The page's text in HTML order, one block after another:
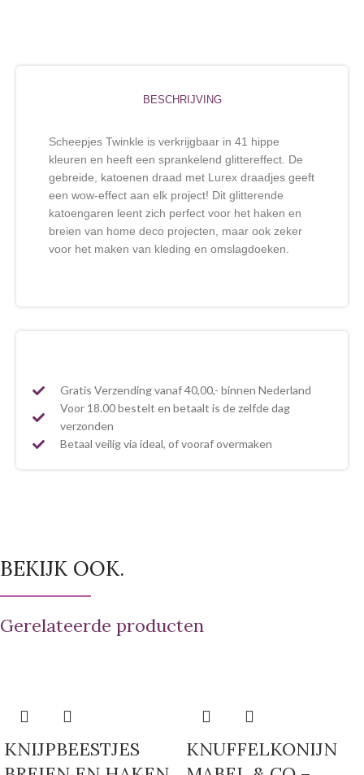
BESCHRIJVING
Scheepjes Twinkle is verkrijgbaar in 41 hippe
kleuren en heeft een sprankelend glittereffect. De
gebreide, katoenen draad met Lurex draadjes geeft
een wow-effect aan elk project! Dit glitterende
katoengaren leent zich perfect voor het haken en
breien van home deco projecten, maar ook zeker
voor het maken van kleding en omslagdoeken.
Gratis Verzending vanaf 40,00,- binnen Nederland
Voor 18.00 bestelt en betaalt is de zelfde dag
verzonden
Betaal veilig via ideal, of vooraf overmaken
BEKIJK OOK.
Gerelateerde producten
KNIJPBEESTJES
KNUFFELKONIJN